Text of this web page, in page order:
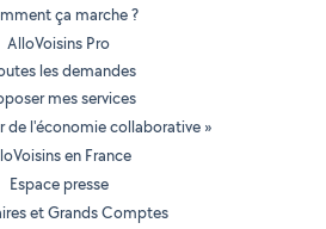
ça marche ?
AlloVoisins Pro
les demandes
mes services
de l'économie collaborative »
en France
Espace presse
et Grands Comptes